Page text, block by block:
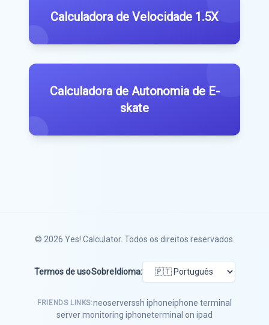
Calculadora de Velocidade 1.5X
Calculadora de Autonomia de E-
skate
© 2026 Yes! Calculator. Todos os direitos reservados.
Termos de usoSobre Idioma:
FRIENDS LINKS:neoserverssh iphoneiphone terminal
server monitoring iphoneterminal on ipad